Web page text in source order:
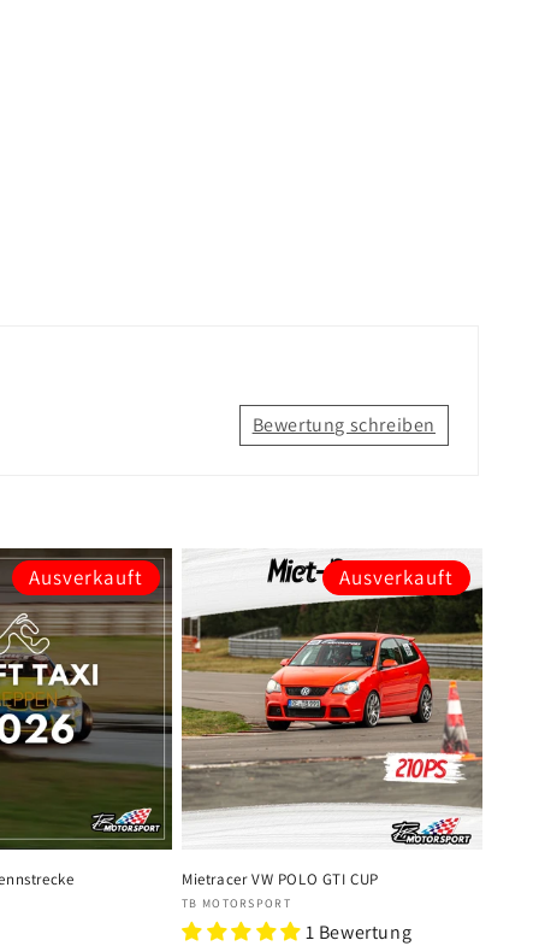
Bewertung schreiben
Ausverkauft Ausverkauft
Mietracer VW POLO GTI CUP
Anbieter:
TB MOTORSPORT
1 Bewertung